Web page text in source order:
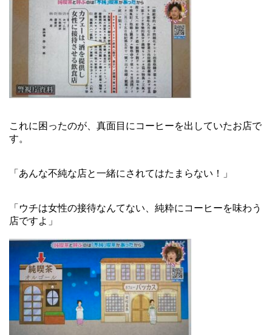
これに困ったのが、真面目にコーヒーを出していたお店で
す。
「あんな不純な店と一緒にされてはたまらない！」
「ウチは女性の接待なんてない、純粋にコーヒーを味わう
店ですよ」